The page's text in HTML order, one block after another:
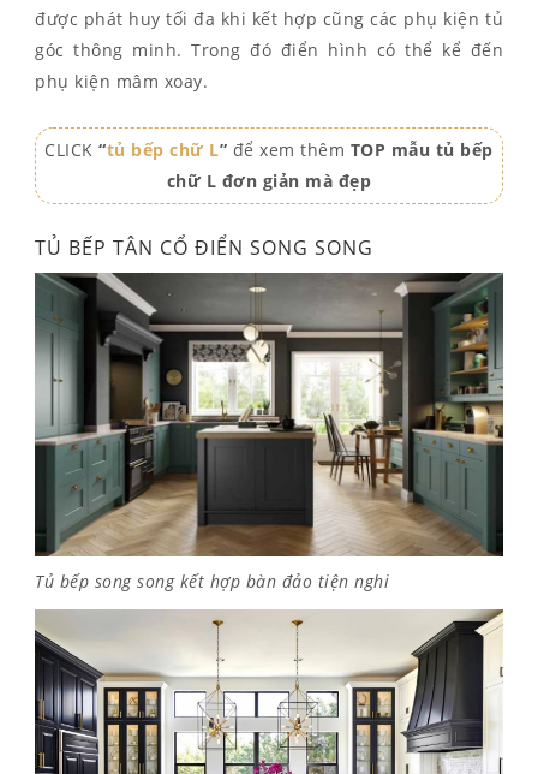
được phát huy tối đa khi kết hợp cũng các phụ kiện tủ
góc thông minh. Trong đó điển hình có thể kể đến
phụ kiện mâm xoay.
CLICK“tủ bếp chữ L” để xem thêm TOP mẫu tủ bếp
chữ L đơn giản mà đẹp
TỦ BẾP TÂN CỔ ĐIỂN SONG SONG
Tủ bếp song song kết hợp bàn đảo tiện nghi